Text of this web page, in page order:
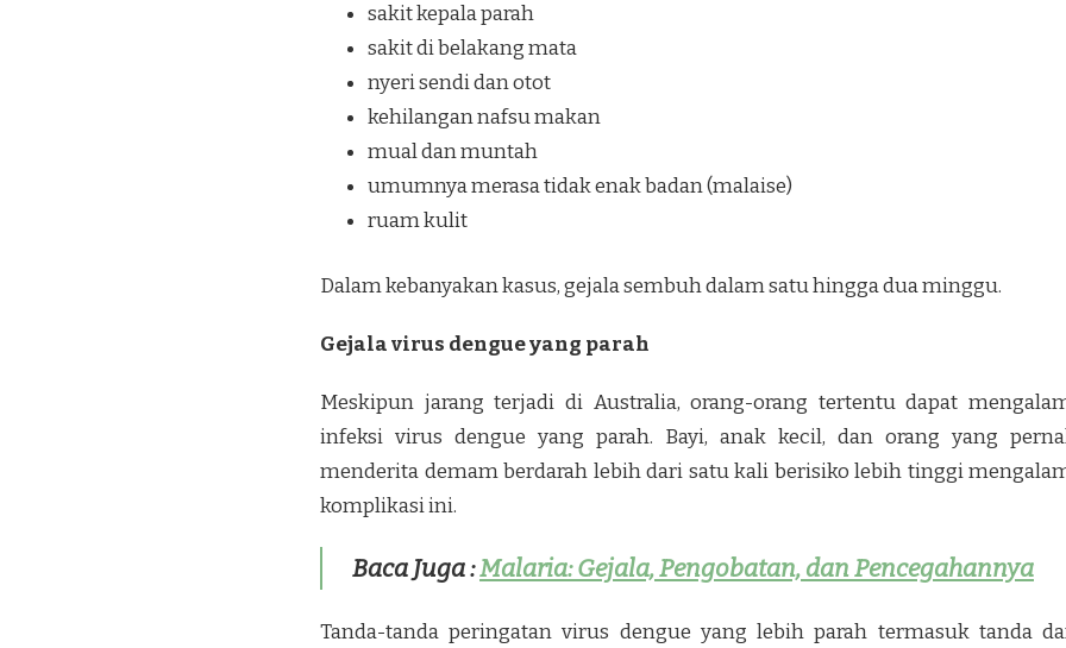
sakit kepala parah
sakit di belakang mata
nyeri sendi dan otot
kehilangan nafsu makan
mual dan muntah
umumnya merasa tidak enak badan (malaise)
ruam kulit
Dalam kebanyakan kasus, gejala sembuh dalam satu hingga dua minggu.
Gejala virus dengue yang parah
Meskipun jarang terjadi di Australia, orang-orang tertentu dapat
infeksi virus dengue yang parah. Bayi, anak kecil, dan orang yang
menderita demam berdarah lebih dari satu kali berisiko lebih tinggi
komplikasi ini.
Baca Juga :Malaria: Gejala, Pengobatan, dan Pencegahannya
Tanda-tanda peringatan virus dengue yang lebih parah termasuk tanda